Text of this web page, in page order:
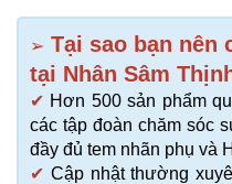
➢ Tại sao bạn nên
tại Nhân Sâm
✔ Hơn 500 sản phẩm
các tập đoàn chăm sóc
đầy đủ tem nhãn phụ và
✔ Cập nhật thường